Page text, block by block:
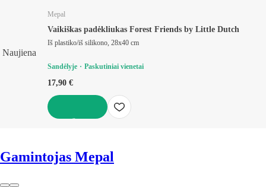
Naujiena
Mepal
Vaikiškas padėkliukas Forest Friends by Little Dutch
Iš plastiko/iš silikono, 28x40 cm
Sandėlyje Paskutiniai vienetai
17,90 €
Gamintojas Mepal